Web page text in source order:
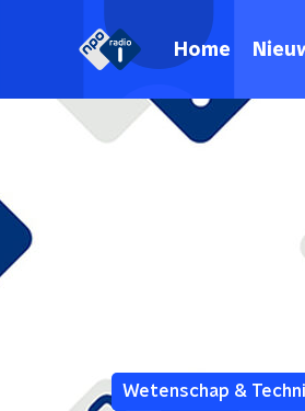
Home
Wetenschap &